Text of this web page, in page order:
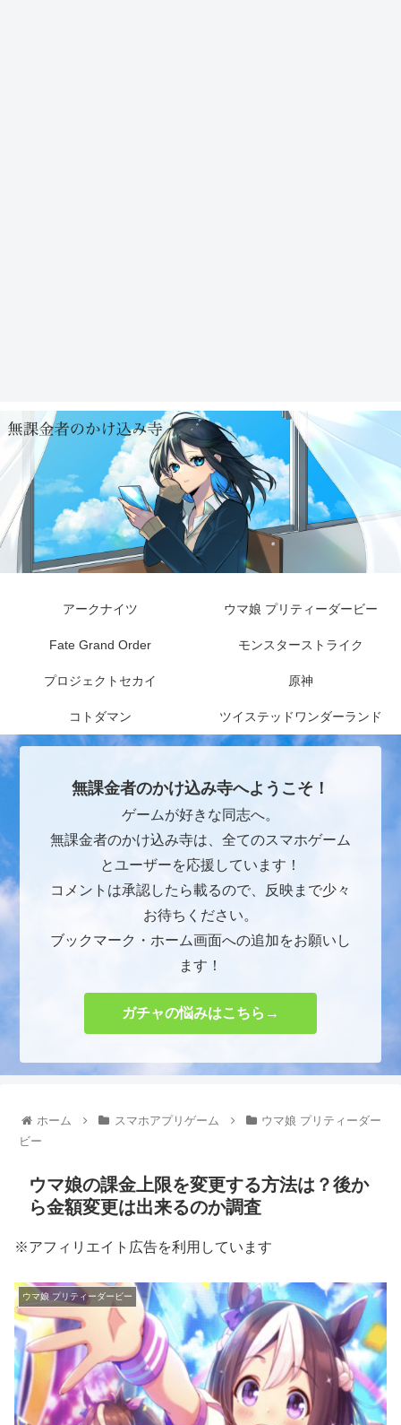
アークナイツ ウマ娘 プリティーダービー
Fate Grand Order モンスターストライク
プロジェクトセカイ 原神
コトダマン ツイステッドワンダーランド
無課金者のかけ込み寺へようこそ！
ゲームが好きな同志へ。
無課金者のかけ込み寺は、全てのスマホゲーム
とユーザーを応援しています！
コメントは承認したら載るので、反映まで少々
お待ちください。
ブックマーク・ホーム画面への追加をお願いし
ます！
ガチャの悩みはこちら→
ホーム スマホアプリゲーム
ウマ娘 プリティーダー
ビー
ウマ娘の課金上限を変更する方法は？後か
ら金額変更は出来るのか調査
※アフィリエイト広告を利用しています
ウマ娘 プリティーダービー